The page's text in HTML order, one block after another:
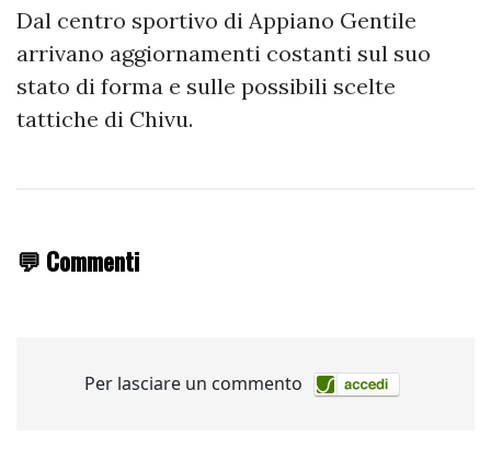
Dal centro sportivo di Appiano Gentile
arrivano aggiornamenti costanti sul suo
stato di forma e sulle possibili scelte
tattiche di Chivu.
💬 Commenti